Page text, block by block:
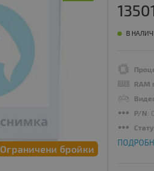
Ограничени бройки
В
RAM
P/N: